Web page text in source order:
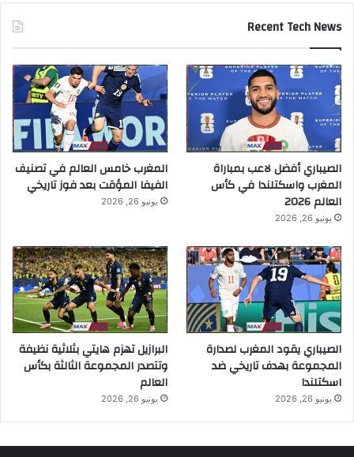
Recent Tech News
الصيباري أفضل لاعب بمباراة
المغرب واسكتلندا في كأس
العالم 2026
يونيو 26, 2026
المغرب خامس العالم في تصنيف
الفيفا المؤقت بعد فوز تاريخي
يونيو 26, 2026
الصيباري يقود المغرب لصدارة
المجموعة بهدف تاريخي ضد
اسكتلندا
يونيو 26, 2026
البرازيل تهزم هايتي بثلاثية نظيفة
وتتصدر المجموعة الثالثة بكأس
العالم
يونيو 26, 2026